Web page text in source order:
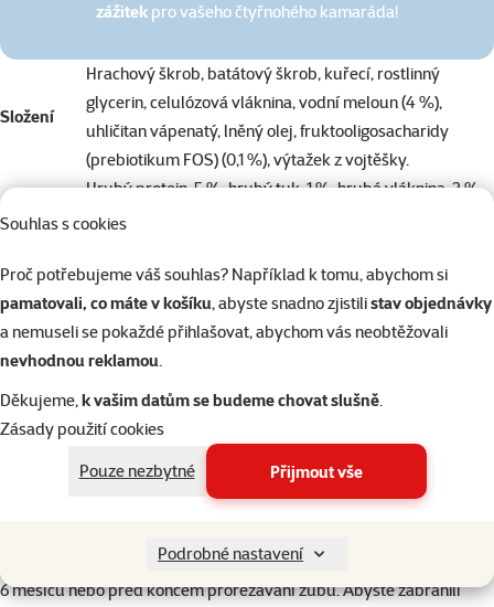
Souhlas s cookies
Proč potřebujeme váš souhlas? Například k tomu, abychom si
pamatovali, co máte v košíku, abyste snadno zjistilistav objednávky
a nemuseli se pokaždé přihlašovat, abychom vás neobtěžovali
nevhodnou reklamou.
Děkujeme,k vašim datům se budeme chovat slušně.
Zásady použití cookies
Pouze nezbytné
Přijmout vše
Podrobné nastavení
zážitek pro vašeho čtyřnohého kamaráda!
Složení
Hrachový škrob, batátový škrob, kuřecí, rostlinný
glycerin, celulózová vláknina, vodní meloun (4 %),
uhličitan vápenatý, lněný olej, fruktooligosacharidy
(prebiotikum FOS) (0,1 %), výtažek z vojtěšky.
Analytické
Hrubý protein: 5 %, hrubý tuk: 1 %, hrubá vláknina: 3 %,
hrubý popel: 15 %, vlhkost: 16 %, vápník: 0,8 %.
100 g.
Upozornění
Výrobek může obsahovat stopy arašídů a jiných
ořechů.Uchovávejte sáčky mimo dosah kojenců, malých
dětí a domácích zvířat. Pamlsek pouze pro psy. Výrobek
obsahuje sáček s deoxidačním účinkem, který není
určen ke konzumaci.
Pamlsek podávejte jako součást nutričně vyvážené stravy.
K dispozici by vždy měla být čerstvá pitná voda. Psi by měli být
na povrchu, na kterém nezůstávají skvrny. Nevhodné pro štěňata do
6 měsíců nebo před koncem prořezávání zubů. Abyste zabránili